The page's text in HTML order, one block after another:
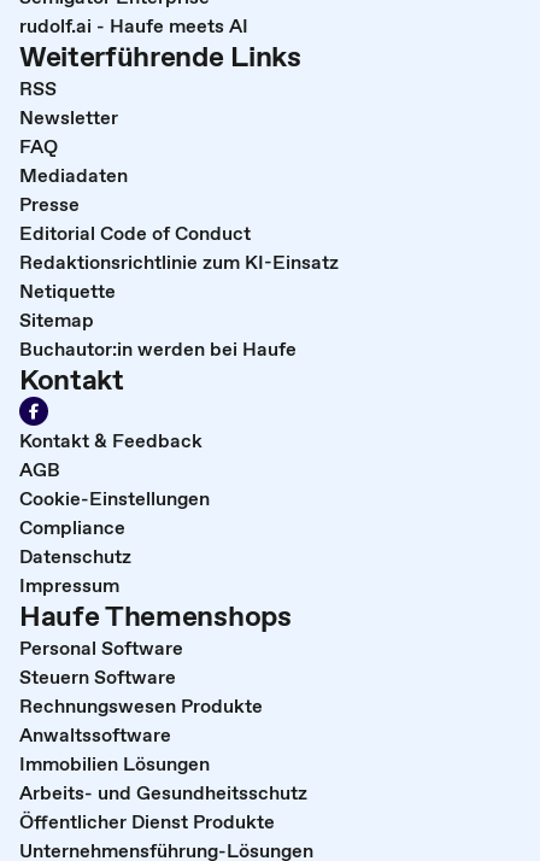
rudolf.ai - Haufe meets AI
Weiterführende Links
RSS
Newsletter
FAQ
Mediadaten
Presse
Editorial Code of Conduct
Redaktionsrichtlinie zum KI-Einsatz
Netiquette
Sitemap
Buchautor:in werden bei Haufe
Kontakt
Kontakt & Feedback
AGB
Cookie-Einstellungen
Compliance
Datenschutz
Impressum
Haufe Themenshops
Personal Software
Steuern Software
Rechnungswesen Produkte
Anwaltssoftware
Immobilien Lösungen
Arbeits- und Gesundheitsschutz
Öffentlicher Dienst Produkte
Unternehmensführung-Lösungen